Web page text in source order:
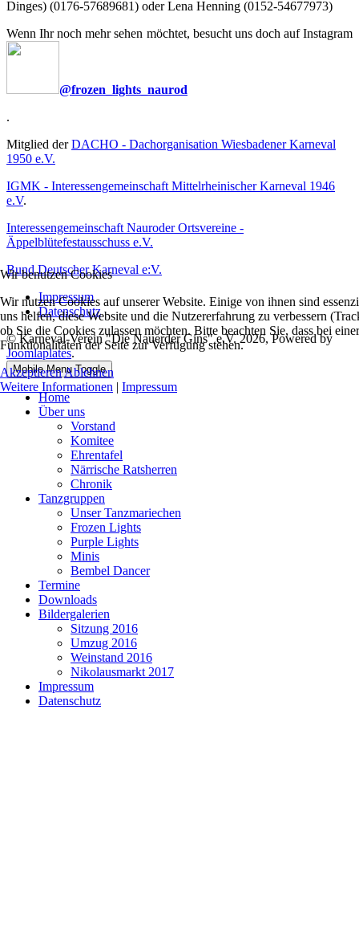
Dinges) (0176-57689681) oder Lena Henning (0152-54677973)
Wenn Ihr noch mehr sehen möchtet, besucht uns doch auf Instagram
@frozen_lights_naurod
.
Mitglied derDACHO - Dachorganisation Wiesbadener Karneval
1950 e.V.
IGMK - Interessengemeinschaft Mittelrheinischer Karneval 1946
e.V.
Interessengemeinschaft Nauroder Ortsvereine -
Äppelblütefestausschuss e.V.
Bund Deutscher Karneval e:V.
Impressum
Datenschutz
© Karneval-Verein "Die Nauerder Gins" e.V. 2026, Powered by
Joomlaplates.
Mobile Menu Toggle
Home
Über uns
Vorstand
Komitee
Ehrentafel
Närrische Ratsherren
Chronik
Tanzgruppen
Unser Tanzmariechen
Frozen Lights
Purple Lights
Minis
Bembel Dancer
Termine
Downloads
Bildergalerien
Sitzung 2016
Umzug 2016
Weinstand 2016
Nikolausmarkt 2017
Impressum
Datenschutz
Wir benutzen Cookies
Wir nutzen Cookies auf unserer Website. Einige von ihnen sind
uns helfen, diese Website und die Nutzererfahrung zu verbessern
ob Sie die Cookies zulassen möchten. Bitte beachten Sie, dass bei
Funktionalitäten der Seite zur Verfügung stehen.
AkzeptierenAblehnen
Weitere Informationen | Impressum